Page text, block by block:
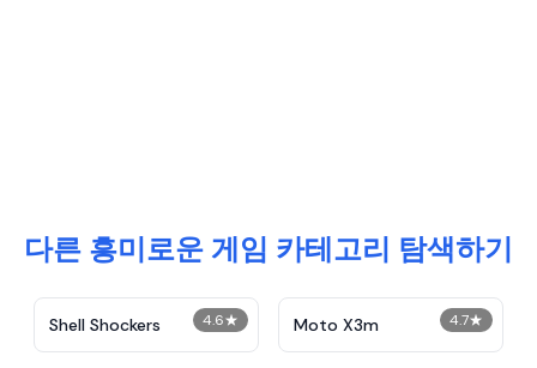
다른 흥미로운 게임 카테고리 탐색하기
4.6★
Shell Shockers 4.7★
Moto X3m